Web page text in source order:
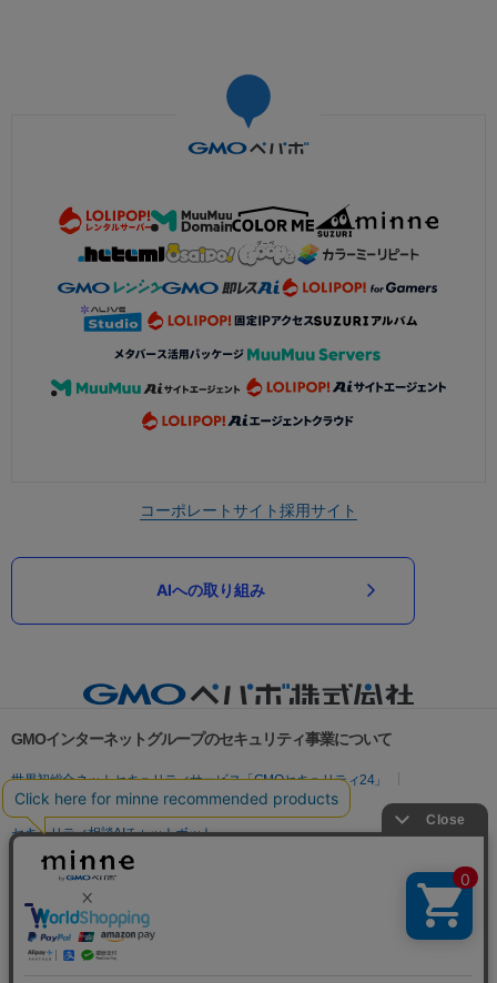
コーポレートサイト採用サイト
AIへの取り組み
GMOインターネットグループのセキュリティ事業について
世界初総合ネットセキュリティサービス「GMOセキュリティ24」
パスワード漏洩診断
Webサイトリスク診断
セキュリティ相談AIチャットボット
実在証明・盗聴対策
サイバー攻撃対策（GMO Flatt Security）
セキュリティ事業の軌跡